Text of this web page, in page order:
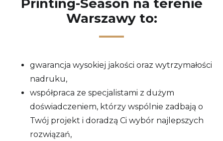
Printing-Season na terenie
Warszawy to:
gwarancja wysokiej jakości oraz wytrzymałości
nadruku,
współpraca ze specjalistami z dużym
doświadczeniem, którzy wspólnie zadbają o
Twój projekt i doradzą Ci wybór najlepszych
rozwiązań,